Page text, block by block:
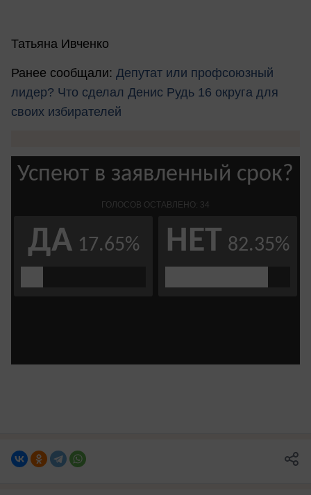
Татьяна Ивченко
Ранее сообщали: Депутат или профсоюзный
лидер? Что сделал Денис Рудь 16 округа для
своих избирателей